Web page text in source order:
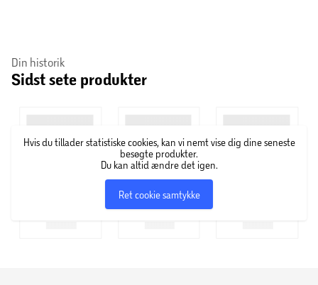
Din historik
Sidst sete produkter
Hvis du tillader statistiske cookies, kan vi nemt vise dig dine seneste
besøgte produkter.
Du kan altid ændre det igen.
Ret cookie samtykke